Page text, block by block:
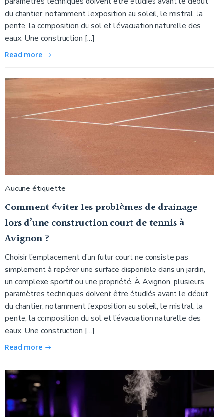
du chantier, notamment l’exposition au soleil, le mistral, la
pente, la composition du sol et l’évacuation naturelle des
eaux. Une construction […]
Read more
Aucune étiquette
Comment éviter les problèmes de drainage
lors d’une construction court de tennis à
Avignon ?
Choisir l’emplacement d’un futur court ne consiste pas
simplement à repérer une surface disponible dans un jardin,
un complexe sportif ou une propriété. À Avignon, plusieurs
paramètres techniques doivent être étudiés avant le début
du chantier, notamment l’exposition au soleil, le mistral, la
pente, la composition du sol et l’évacuation naturelle des
eaux. Une construction […]
Read more